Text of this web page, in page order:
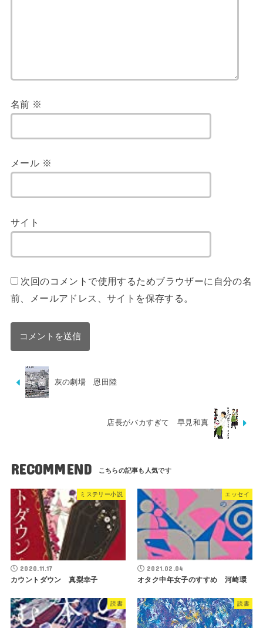
名前 ※
メール ※
サイト
次回のコメントで使用するためブラウザーに自分の名
前、メールアドレス、サイトを保存する。
灰の劇場 恩田陸
店長がバカすぎて 早見和真
RECOMMEND
ミステリー小説
2020.11.17
カウントダウン 真梨幸子
エッセイ
2021.02.04
オタク中年女子のすすめ 河崎環
読書 読書